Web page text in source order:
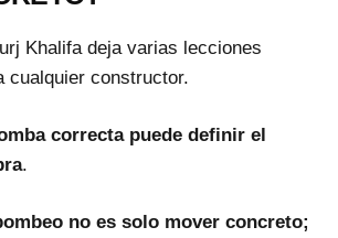
Khalifa deja varias lecciones
cualquier constructor.
correcta puede definir el
.
no es solo mover concreto;